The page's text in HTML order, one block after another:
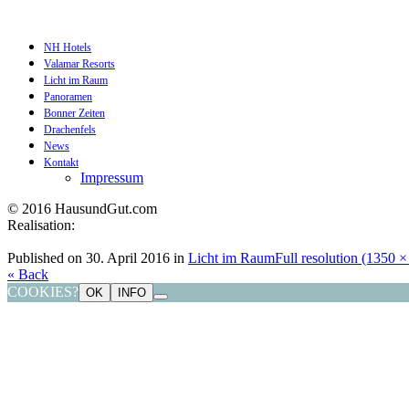
NH Hotels
Valamar Resorts
Licht im Raum
Panoramen
Bonner Zeiten
Drachenfels
News
Kontakt
Impressum
© 2016 HausundGut.com
Realisation:
Published on 30. April 2016 in Licht im RaumFull resolution (1350
« Back
COOKIES? OK INFO